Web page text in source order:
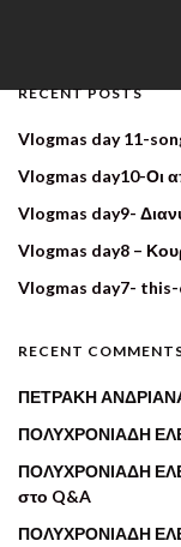
RECENT POSTS
Vlogmas day 11-
Vlogmas day10-Οι
Vlogmas day9-
Vlogmas day8 –
Vlogmas day7-
RECENT
ΠΕΤΡΑΚΗ
ΠΟΛΥΧΡΟΝΙΑΔΗ
ΠΟΛΥΧΡΟΝΙΑΔΗ
στο Q&A
ΠΟΛΥΧΡΟΝΙΑΔΗ